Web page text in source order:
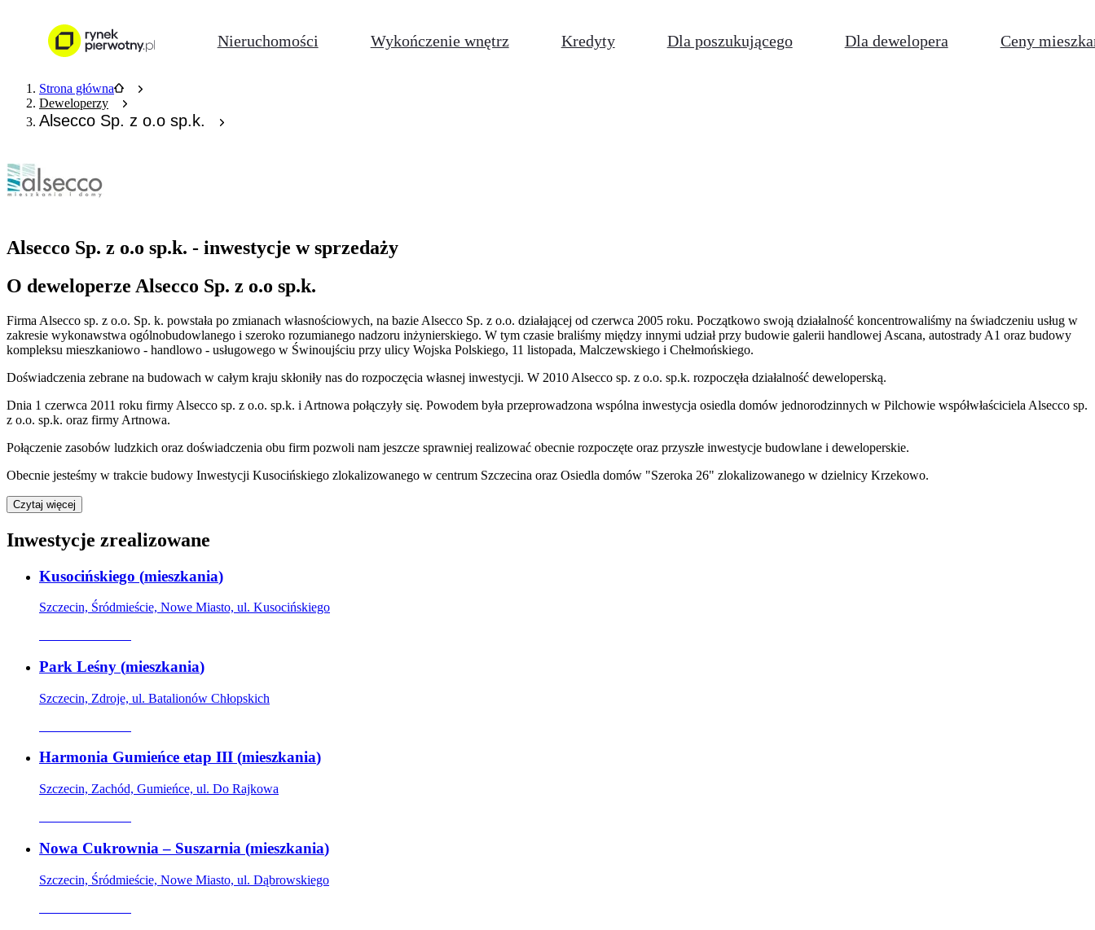
Nieruchomości Wykończenie wnętrz Kredyty Dla poszukującego Dla dewelopera Ceny
Strona główna
Deweloperzy
Alsecco Sp. z o.o sp.k.
Alsecco Sp. z o.o sp.k. - inwestycje w sprzedaży
O deweloperze Alsecco Sp. z o.o sp.k.
Firma Alsecco sp. z o.o. Sp. k. powstała po zmianach własnościowych, na bazie Alsecco Sp. z o.o. działającej od czerwca 2005 roku. Początkowo swoją działalność koncentrowaliśmy na świadczeniu usług w
zakresie wykonawstwa ogólnobudowlanego i szeroko rozumianego nadzoru inżynierskiego. W tym czasie braliśmy między innymi udział przy budowie galerii handlowej Ascana, autostrady A1 oraz budowy
kompleksu mieszkaniowo - handlowo - usługowego w Świnoujściu przy ulicy Wojska Polskiego, 11 listopada, Malczewskiego i Chełmońskiego.
Doświadczenia zebrane na budowach w całym kraju skłoniły nas do rozpoczęcia własnej inwestycji. W 2010 Alsecco sp. z o.o. sp.k. rozpoczęła działalność deweloperską.
Dnia 1 czerwca 2011 roku firmy Alsecco sp. z o.o. sp.k. i Artnowa połączyły się. Powodem była przeprowadzona wspólna inwestycja osiedla domów jednorodzinnych w Pilchowie współwłaściciela Alsecco sp.
z o.o. sp.k. oraz firmy Artnowa.
Połączenie zasobów ludzkich oraz doświadczenia obu firm pozwoli nam jeszcze sprawniej realizować obecnie rozpoczęte oraz przyszłe inwestycje budowlane i deweloperskie.
Obecnie jesteśmy w trakcie budowy Inwestycji Kusocińskiego zlokalizowanego w centrum Szczecina oraz Osiedla domów "Szeroka 26" zlokalizowanego w dzielnicy Krzekowo.
Czytaj więcej
Inwestycje zrealizowane
Kusocińskiego (mieszkania)
Szczecin, Śródmieście, Nowe Miasto, ul. Kusocińskiego
Park Leśny (mieszkania)
Szczecin, Zdroje, ul. Batalionów Chłopskich
Harmonia Gumieńce etap III (mieszkania)
Szczecin, Zachód, Gumieńce, ul. Do Rajkowa
Nowa Cukrownia – Suszarnia (mieszkania)
Szczecin, Śródmieście, Nowe Miasto, ul. Dąbrowskiego